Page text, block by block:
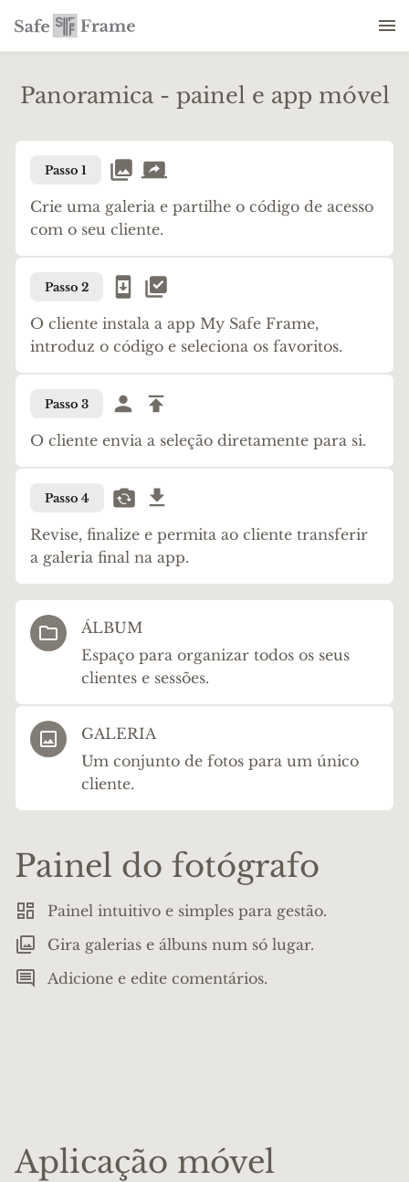
Panoramica - painel e app móvel
Passo 1
Crie uma galeria e partilhe o código de acesso
com o seu cliente.
Passo 2
O cliente instala a app My Safe Frame,
introduz o código e seleciona os favoritos.
Passo 3
O cliente envia a seleção diretamente para si.
Passo 4
Revise, finalize e permita ao cliente transferir
a galeria final na app.
ÁLBUM
Espaço para organizar todos os seus
clientes e sessões.
GALERIA
Um conjunto de fotos para um único
cliente.
Painel do fotógrafo
Painel intuitivo e simples para gestão.
Gira galerias e álbuns num só lugar.
Adicione e edite comentários.
Aplicação móvel